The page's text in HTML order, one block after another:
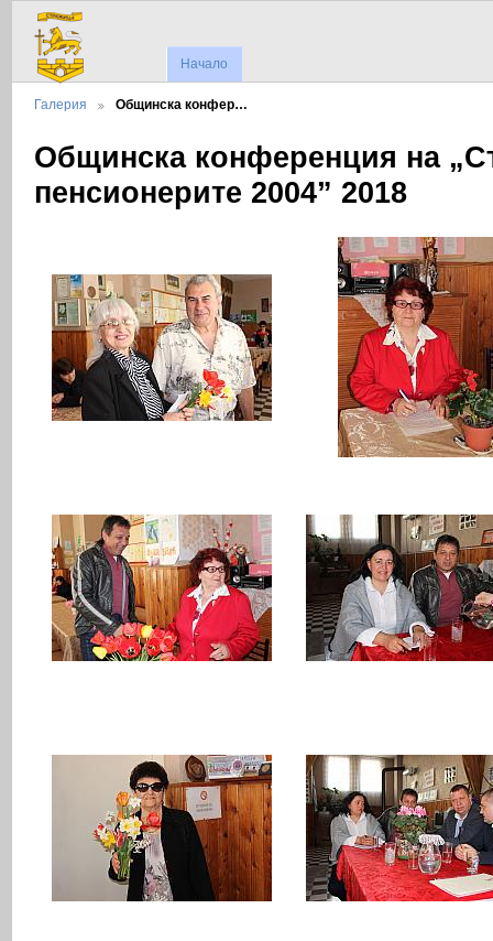
Начало
Галерия Общинска конфер…
Общинска конференция на
пенсионерите 2004” 2018